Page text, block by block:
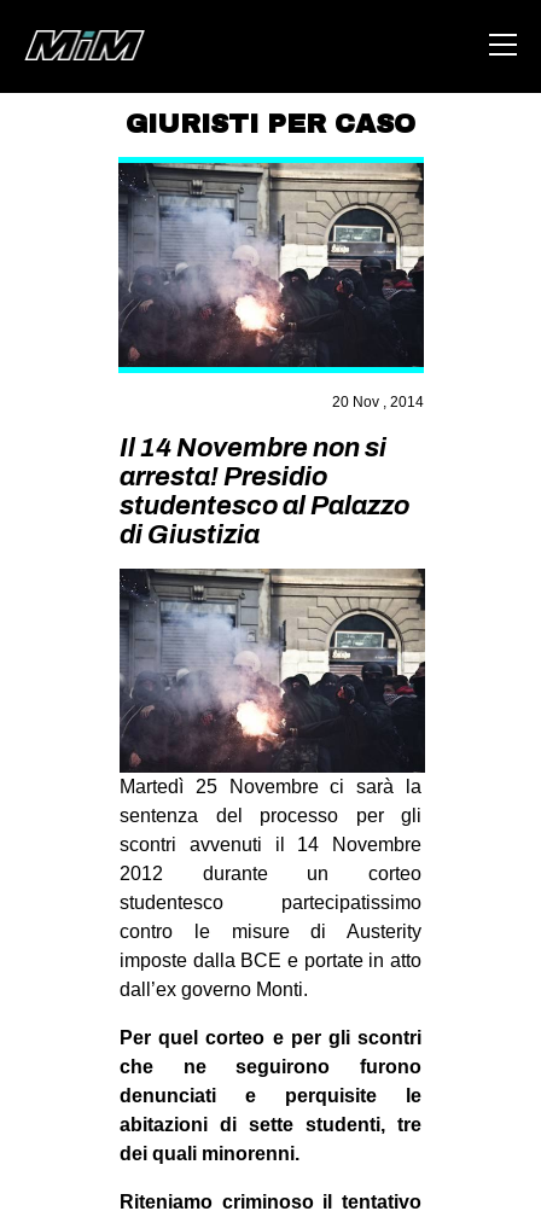
ABOUT
AREA
DEGENERAZIONE
GAZA FREESTYLE
STUDENTI TSUNAMI
ZAM
MOBILITAZIONI
SPAZI
SPORT POPOLARE
MOVIMENTI
AMBIENTE
ANTIFASCISMO
DIRITTO ALL’ABITARE
MIGRAZIONI
PRECARIATO
STUDENTI
CULTURE
ARTE
GIURISTI PER CASO
20 Nov , 2014
Il 14 Novembre non si
arresta! Presidio
studentesco al Palazzo
di Giustizia
Martedì 25 Novembre ci sarà la
sentenza del processo per gli
scontri avvenuti il 14 Novembre
2012 durante un corteo
studentesco partecipatissimo
contro le misure di Austerity
imposte dalla BCE e portate in atto
dall’ex governo Monti.
Per quel corteo e per gli scontri
che ne seguirono furono
denunciati e perquisite le
abitazioni di sette studenti, tre
dei quali minorenni.
Riteniamo criminoso il tentativo